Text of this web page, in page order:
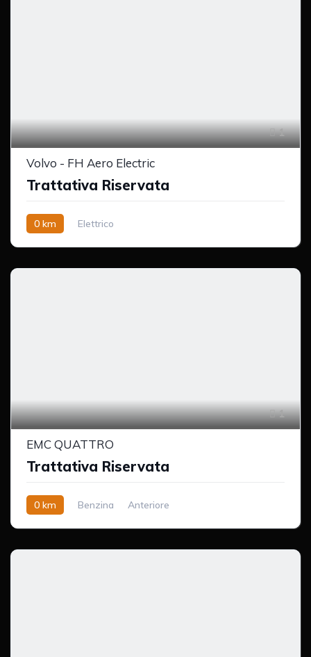
1
Volvo - FH Aero Electric
Trattativa Riservata
0 km Elettrico
1
EMC QUATTRO
Trattativa Riservata
0 km Benzina Anteriore